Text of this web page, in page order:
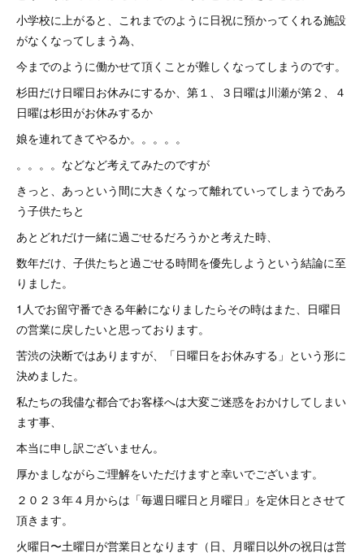
小学校に上がると、これまでのように日祝に預かってくれる施設
がなくなってしまう為、
今までのように働かせて頂くことが難しくなってしまうのです。
杉田だけ日曜日お休みにするか、第１、３日曜は川瀬が第２、４
日曜は杉田がお休みするか
娘を連れてきてやるか。。。。。
。。。。などなど考えてみたのですが
きっと、あっという間に大きくなって離れていってしまうであろ
う子供たちと
あとどれだけ一緒に過ごせるだろうかと考えた時、
数年だけ、子供たちと過ごせる時間を優先しようという結論に至
りました。
1人でお留守番できる年齢になりましたらその時はまた、日曜日
の営業に戻したいと思っております。
苦渋の決断ではありますが、「日曜日をお休みする」という形に
決めました。
私たちの我儘な都合でお客様へは大変ご迷惑をおかけしてしまい
ます事、
本当に申し訳ございません。
厚かましながらご理解をいただけますと幸いでございます。
２０２３年４月からは「毎週日曜日と月曜日」を定休日とさせて
頂きます。
火曜日〜土曜日が営業日となります（日、月曜日以外の祝日は営